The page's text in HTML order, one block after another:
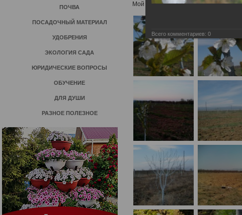
ПОЧВА
ПОСАДОЧНЫЙ МАТЕРИАЛ
УДОБРЕНИЯ
ЭКОЛОГИЯ САДА
ЮРИДИЧЕСКИЕ ВОПРОСЫ
ОБУЧЕНИЕ
ДЛЯ ДУШИ
РАЗНОЕ ПОЛЕЗНОЕ
Мой сад 2012
Всего комментариев: 0